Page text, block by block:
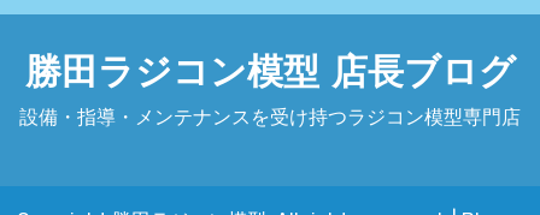
勝田ラジコン模型 店長ブログ
設備・指導・メンテナンスを受け持つラジコン模型専門店